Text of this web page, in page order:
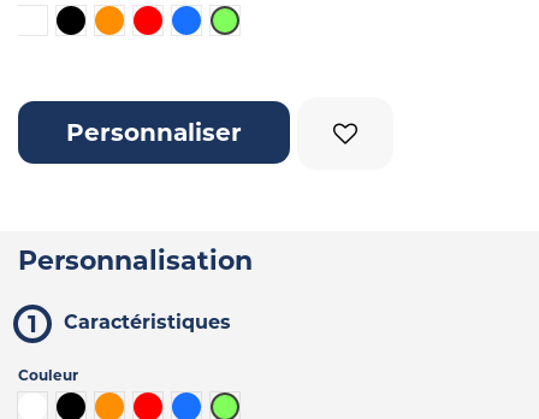
Blanc
Noir OrangeRouge Bleu Vert lime
Personnaliser
Personnalisation
Caractéristiques
Couleur
Blanc
Noir OrangeRouge Bleu Vert lime